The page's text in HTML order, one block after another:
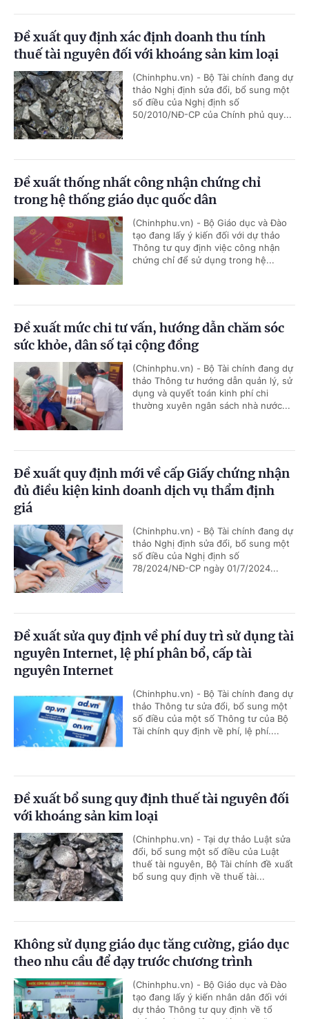
Đề xuất quy định xác định doanh thu tính
thuế tài nguyên đối với khoáng sản kim loại
(Chinhphu.vn) - Bộ Tài chính đang dự
thảo Nghị định sửa đổi, bổ sung một
số điều của Nghị định số
50/2010/NĐ-CP của Chính phủ quy...
Đề xuất thống nhất công nhận chứng chỉ
trong hệ thống giáo dục quốc dân
(Chinhphu.vn) - Bộ Giáo dục và Đào
tạo đang lấy ý kiến đối với dự thảo
Thông tư quy định việc công nhận
chứng chỉ để sử dụng trong hệ...
Đề xuất mức chi tư vấn, hướng dẫn chăm sóc
sức khỏe, dân số tại cộng đồng
(Chinhphu.vn) - Bộ Tài chính đang dự
thảo Thông tư hướng dẫn quản lý, sử
dụng và quyết toán kinh phí chi
thường xuyên ngân sách nhà nước...
Đề xuất quy định mới về cấp Giấy chứng nhận
đủ điều kiện kinh doanh dịch vụ thẩm định
giá
(Chinhphu.vn) - Bộ Tài chính đang dự
thảo Nghị định sửa đổi, bổ sung một
số điều của Nghị định số
78/2024/NĐ-CP ngày 01/7/2024...
Đề xuất sửa quy định về phí duy trì sử dụng tài
nguyên Internet, lệ phí phân bổ, cấp tài
nguyên Internet
(Chinhphu.vn) - Bộ Tài chính đang dự
thảo Thông tư sửa đổi, bổ sung một
số điều của một số Thông tư của Bộ
Tài chính quy định về phí, lệ phí....
Đề xuất bổ sung quy định thuế tài nguyên đối
với khoáng sản kim loại
(Chinhphu.vn) - Tại dự thảo Luật sửa
đổi, bổ sung một số điều của Luật
thuế tài nguyên, Bộ Tài chính đề xuất
bổ sung quy định về thuế tài...
Không sử dụng giáo dục tăng cường, giáo dục
theo nhu cầu để dạy trước chương trình
(Chinhphu.vn) - Bộ Giáo dục và Đào
tạo đang lấy ý kiến nhân dân đối với
dự thảo Thông tư quy định về tổ